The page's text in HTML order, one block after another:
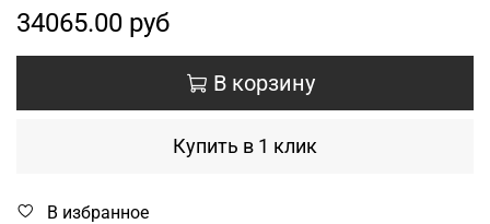
34065.00 руб
В корзину
Купить в 1 клик
В избранное